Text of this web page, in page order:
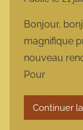
Bonjour,
magnifique
nouveau
Pour
Continuer